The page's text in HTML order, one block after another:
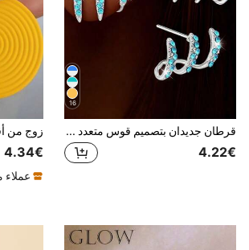
16
قرطان جديدان بتصميم قوس متعدد الطبقات مرصع بالماس الأزرق للنساء
4.22€
4.34€
عملاء